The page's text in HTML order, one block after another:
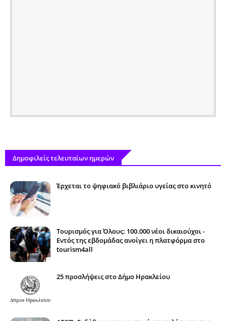
Δημοφιλείς τελευταίων ημερών
Έρχεται το ψηφιακό βιβλιάριο υγείας στο κινητό
Τουρισμός για Όλους: 100.000 νέοι δικαιούχοι -
Εντός της εβδομάδας ανοίγει η πλατφόρμα στο
tourism4all
25 προσλήψεις στο Δήμο Ηρακλείου